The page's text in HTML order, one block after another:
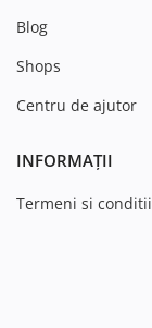
Blog
Shops
Centru de ajutor
INFORMAȚII
Termeni si conditii